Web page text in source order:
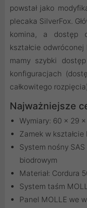
powstał jako
plecaka SilverFox.
komina, a dostęp
kształcie
mamy szybki
konfiguracjach
całkowitego
Najważniejsze
Wymiary: 60 x 29
Zamek w kształcie
System nośny
biodrowym
Materiał: Cordura
System taśm
Panel MOLLE we